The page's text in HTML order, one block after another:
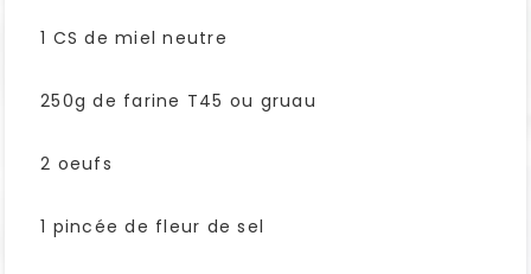
1 CS de miel neutre
250g de farine T45 ou gruau
2 oeufs
1 pincée de fleur de sel